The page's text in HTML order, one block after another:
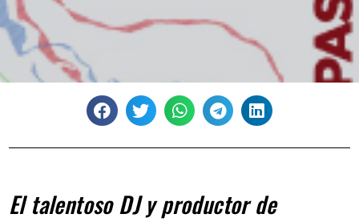
El talentoso DJ y productor de